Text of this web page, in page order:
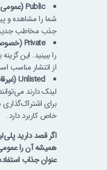
Public (عمومی):
شما را مشاهده و
جذب مخاطب
Private (خصوصی):
را ببینید. این
از انتشار مناسب
Unlisted (غیرقابل جستجو با لینک):
لینک دارند
برای اشتراک‌گذاری
خاص کاربرد دارد.
اگر قصد دارید
همیشه آن را
عنوان جذاب